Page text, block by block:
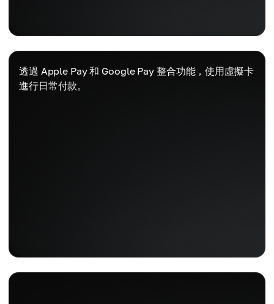
透過 Apple Pay 和 Google Pay 整合功能，使用虛擬卡
進行日常付款。